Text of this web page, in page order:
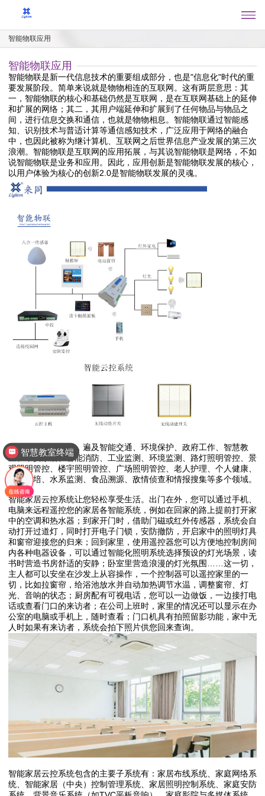
智能物联应用
智能物联应用
智能物联是新一代信息技术的重要组成部分，也是"信息化"时代的重
要发展阶段。简单来说就是物物相连的互联网。这有两层意思：其
一，智能物联的核心和基础仍然是互联网，是在互联网基础上的延伸
和扩展的网络；其二，其用户端延伸和扩展到了任何物品与物品之
间，进行信息交换和通信，也就是物物相息。智能物联通过智能感
知、识别技术与普适计算等通信感知技术，广泛应用于网络的融合
中，也因此被称为继计算机、互联网之后世界信息产业发展的第三次
浪潮。智能物联是互联网的应用拓展，与其说智能物联是网络，不如
说智能物联是业务和应用。因此，应用创新是智能物联发展的核心，
以用户体验为核心的创新2.0是智能物联发展的灵魂。
智能物联用途广泛，遍及智能交通、环境保护、政府工作、智慧教
室、平安家居、智能消防、工业监测、环境监测、路灯照明管控、景
观照明管控、楼宇照明管控、广场照明管控、老人护理、个人健康、
花卉栽培、水系监测、食品溯源、敌情侦查和情报搜集等多个领域。
智能家居云控系统让您轻松享受生活。出门在外，您可以通过手机、
电脑来远程遥控您的家居各智能系统，例如在回家的路上提前打开家
中的空调和热水器；到家开门时，借助门磁或红外传感器，系统会自
动打开过道灯，同时打开电子门锁，安防撤防，开启家中的照明灯具
和窗帘迎接您的归来；回到家里，使用遥控器您可以方便地控制房间
内各种电器设备，可以通过智能化照明系统选择预设的灯光场景，读
书时营造书房舒适的安静；卧室里营造浪漫的灯光氛围……这一切，
主人都可以安坐在沙发上从容操作，一个控制器可以遥控家里的一
切，比如拉窗帘，给浴池放水并自动加热调节水温，调整窗帘、灯
光、音响的状态；厨房配有可视电话，您可以一边做饭，一边接打电
话或查看门口的来访者；在公司上班时，家里的情况还可以显示在办
公室的电脑或手机上，随时查看；门口机具有拍照留影功能，家中无
人时如果有来访者，系统会拍下照片供您回来查询。
智能家居云控系统包含的主要子系统有：家居布线系统、家庭网络系
统、智能家居（中央）控制管理系统、家居照明控制系统、家庭安防
智慧教室终端